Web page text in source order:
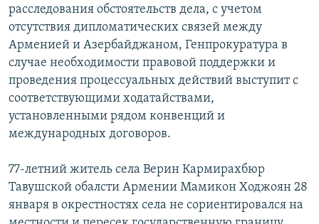
расследования обстоятельств дела, с учетом
отсутствия дипломатических связей между
Арменией и Азербайджаном, Генпрокуратура в
случае необходимости правовой поддержки и
проведения процессуальных действий выступит с
соответствующими ходатайствами,
установленными рядом конвенций и
международных договоров.
77-летний житель села Верин Кармирахбюр
Тавушской обалсти Армении Мамикон Ходжоян 28
января в окрестностях села не сориентировался на